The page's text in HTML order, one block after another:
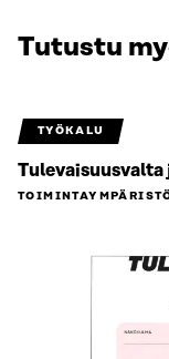
Tutustu
TYÖKALU